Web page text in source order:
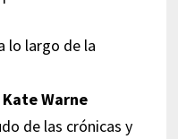
lo largo de la
Kate Warne
de las crónicas y